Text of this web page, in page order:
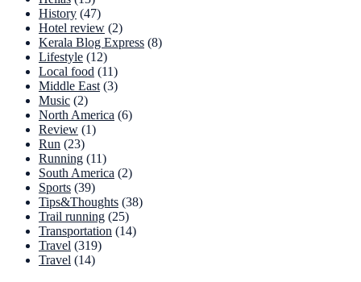
History (47)
Hotel review (2)
Kerala Blog Express (8)
Lifestyle (12)
Local food (11)
Middle East (3)
Music (2)
North America (6)
Review (1)
Run (23)
Running (11)
South America (2)
Sports (39)
Tips&Thoughts (38)
Trail running (25)
Transportation (14)
Travel (319)
Travel (14)